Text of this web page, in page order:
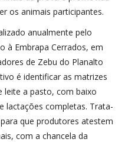
os animais participantes.
anualmente pelo
à Embrapa Cerrados, em
de Zebu do Planalto
é identificar as matrizes
leite a pasto, com baixo
lactações completas. Trata-
que produtores atestem
com a chancela da